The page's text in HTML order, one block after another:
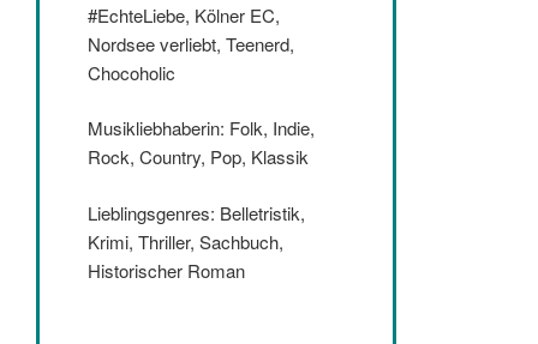
#EchteLiebe, Kölner EC,
Nordsee verliebt, Teenerd,
Chocoholic
Musikliebhaberin: Folk, Indie,
Rock, Country, Pop, Klassik
Lieblingsgenres: Belletristik,
Krimi, Thriller, Sachbuch,
Historischer Roman